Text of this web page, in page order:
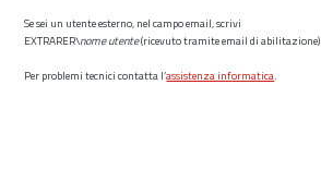
Se sei un utente esterno, nel campo email, scrivi
EXTRARER\nome utente(ricevuto tramite email di abilitazione)
Per problemi tecnici contatta l’assistenza informatica.